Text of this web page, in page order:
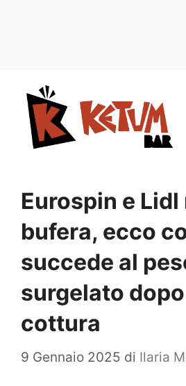
contenuto
Eurospin e Lidl
bufera, ecco
succede al
surgelato
cottura
9 Gennaio 2025 di Ilaria